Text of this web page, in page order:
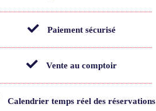
Paiement sécurisé
Vente au comptoir
Calendrier temps réel des réservations